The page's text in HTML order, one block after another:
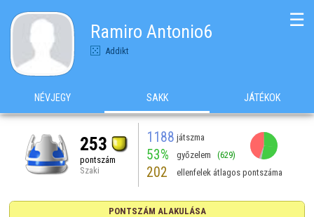
Ramiro Antonio6
Addikt
☰
NÉVJEGY SAKK JÁTÉKOK
253
pontszám
Szaki
1188 játszma
53% győzelem (629)
202 ellenfelek átlagos pontszáma
PONTSZÁM ALAKULÁSA